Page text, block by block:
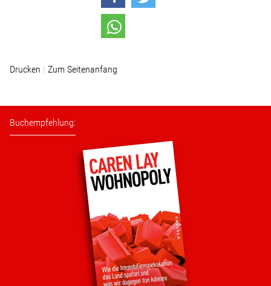
Mediathek
Über mich
Wohnopoly
Das Buch
Leseprobe
Pressestimmen
Bestellen
Drucken Zum Seitenanfang
Buchempfehlung: